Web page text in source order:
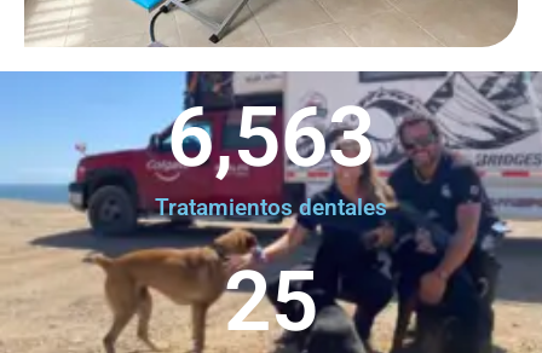
Tratamientos dentales
6,563
25